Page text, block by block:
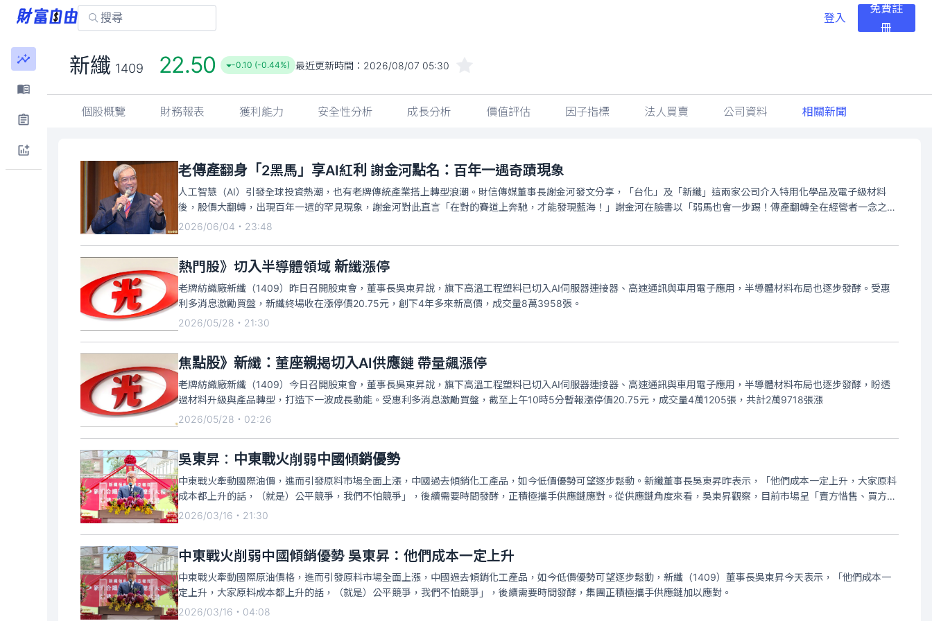
登入
免費註
冊
新纖 1409 22.50 -0.10 (-0.44%) 最近更新時間： 2026/08/07 05:30
個股概覽 財務報表 獲利能力 安全性分析 成長分析 價值評估 因子指標 法人買賣 公司資料 相關新聞
老傳產翻身「2黑馬」享AI紅利 謝金河點名：百年一遇奇蹟現象
人工智慧（AI）引發全球投資熱潮，也有老牌傳統產業搭上轉型浪潮。財信傳媒董事長謝金河發文分享，「台化」及「新纖」這兩家公司介入特用化學品及電子級材料
後，股價大翻轉，出現百年一遇的罕見現象，謝金河對此直言「在對的賽道上奔馳，才能發現藍海！」謝金河在臉書以「弱馬也會一步踢！傳產翻轉全在經營者一念之
間！」
2026/06/04・23:48
熱門股》切入半導體領域 新纖漲停
老牌紡織廠新纖（1409）昨日召開股東會，董事長吳東昇說，旗下高溫工程塑料已切入AI伺服器連接器、高速通訊與車用電子應用，半導體材料布局也逐步發酵。受惠
利多消息激勵買盤，新纖終場收在漲停價20.75元，創下4年多來新高價，成交量8萬3958張。
2026/05/28・21:30
焦點股》新纖：董座親揭切入AI供應鏈 帶量飆漲停
老牌紡織廠新纖（1409）今日召開股東會，董事長吳東昇說，旗下高溫工程塑料已切入AI伺服器連接器、高速通訊與車用電子應用，半導體材料布局也逐步發酵，盼透
過材料升級與產品轉型，打造下一波成長動能。受惠利多消息激勵買盤，截至上午10時5分暫報漲停價20.75元，成交量4萬1205張，共計2萬9718張漲
2026/05/28・02:26
吳東昇︰中東戰火削弱中國傾銷優勢
中東戰火牽動國際油價，進而引發原料市場全面上漲，中國過去傾銷化工產品，如今低價優勢可望逐步鬆動。新纖董事長吳東昇昨表示，「他們成本一定上升，大家原料
成本都上升的話，（就是）公平競爭，我們不怕競爭」，後續需要時間發酵，正積極攜手供應鏈應對。從供應鏈角度來看，吳東昇觀察，目前市場呈「賣方惜售、買方觀
望」
2026/03/16・21:30
中東戰火削弱中國傾銷優勢 吳東昇：他們成本一定上升
中東戰火牽動國際原油價格，進而引發原料市場全面上漲，中國過去傾銷化工產品，如今低價優勢可望逐步鬆動，新纖（1409）董事長吳東昇今天表示，「他們成本一
定上升，大家原料成本都上升的話，（就是）公平競爭，我們不怕競爭」，後續需要時間發酵，集團正積極攜手供應鏈加以應對。
2026/03/16・04:08